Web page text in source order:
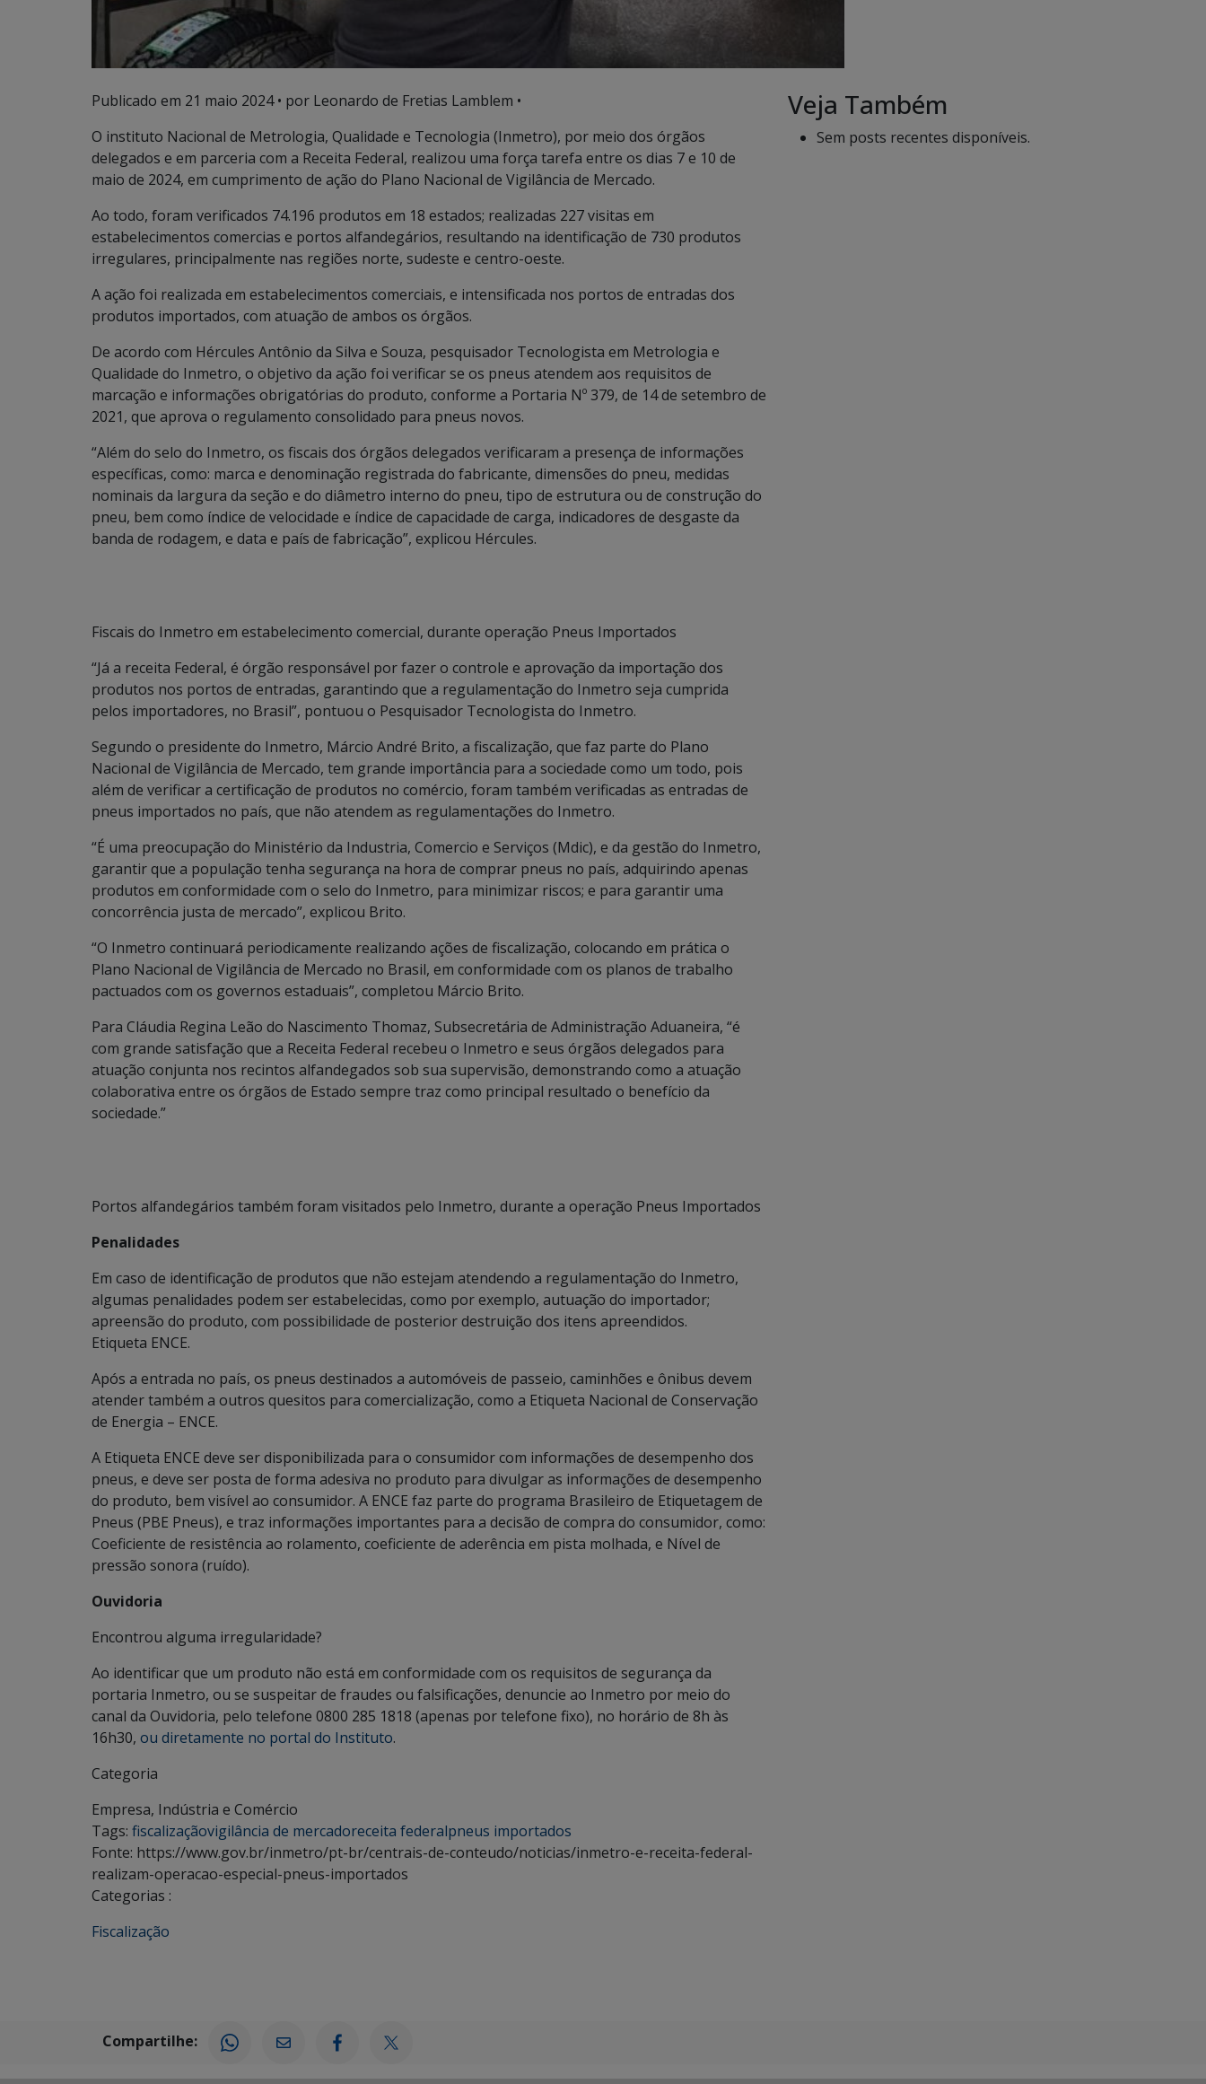
Publicado em 21 maio 2024• por Leonardo de Fretias Lamblem •
O instituto Nacional de Metrologia, Qualidade e Tecnologia (Inmetro), por meio dos órgãos
delegados e em parceria com a Receita Federal, realizou uma força tarefa entre os dias 7 e 10 de
maio de 2024, em cumprimento de ação do Plano Nacional de Vigilância de Mercado.
Ao todo, foram verificados 74.196 produtos em 18 estados; realizadas 227 visitas em
estabelecimentos comercias e portos alfandegários, resultando na identificação de 730 produtos
irregulares, principalmente nas regiões norte, sudeste e centro-oeste.
A ação foi realizada em estabelecimentos comerciais, e intensificada nos portos de entradas dos
produtos importados, com atuação de ambos os órgãos.
De acordo com Hércules Antônio da Silva e Souza, pesquisador Tecnologista em Metrologia e
Qualidade do Inmetro, o objetivo da ação foi verificar se os pneus atendem aos requisitos de
marcação e informações obrigatórias do produto, conforme a Portaria Nº 379, de 14 de setembro de
2021, que aprova o regulamento consolidado para pneus novos.
“Além do selo do Inmetro, os fiscais dos órgãos delegados verificaram a presença de informações
específicas, como: marca e denominação registrada do fabricante, dimensões do pneu, medidas
nominais da largura da seção e do diâmetro interno do pneu, tipo de estrutura ou de construção do
pneu, bem como índice de velocidade e índice de capacidade de carga, indicadores de desgaste da
banda de rodagem, e data e país de fabricação”, explicou Hércules.
Fiscais do Inmetro em estabelecimento comercial, durante operação Pneus Importados
“Já a receita Federal, é órgão responsável por fazer o controle e aprovação da importação dos
produtos nos portos de entradas, garantindo que a regulamentação do Inmetro seja cumprida
pelos importadores, no Brasil”, pontuou o Pesquisador Tecnologista do Inmetro.
Segundo o presidente do Inmetro, Márcio André Brito, a fiscalização, que faz parte do Plano
Nacional de Vigilância de Mercado, tem grande importância para a sociedade como um todo, pois
além de verificar a certificação de produtos no comércio, foram também verificadas as entradas de
pneus importados no país, que não atendem as regulamentações do Inmetro.
“É uma preocupação do Ministério da Industria, Comercio e Serviços (Mdic), e da gestão do Inmetro,
garantir que a população tenha segurança na hora de comprar pneus no país, adquirindo apenas
produtos em conformidade com o selo do Inmetro, para minimizar riscos; e para garantir uma
concorrência justa de mercado”, explicou Brito.
“O Inmetro continuará periodicamente realizando ações de fiscalização, colocando em prática o
Plano Nacional de Vigilância de Mercado no Brasil, em conformidade com os planos de trabalho
pactuados com os governos estaduais”, completou Márcio Brito.
Para Cláudia Regina Leão do Nascimento Thomaz, Subsecretária de Administração Aduaneira, “é
com grande satisfação que a Receita Federal recebeu o Inmetro e seus órgãos delegados para
atuação conjunta nos recintos alfandegados sob sua supervisão, demonstrando como a atuação
colaborativa entre os órgãos de Estado sempre traz como principal resultado o benefício da
sociedade.”
Portos alfandegários também foram visitados pelo Inmetro, durante a operação Pneus Importados
Penalidades
Em caso de identificação de produtos que não estejam atendendo a regulamentação do Inmetro,
algumas penalidades podem ser estabelecidas, como por exemplo, autuação do importador;
apreensão do produto, com possibilidade de posterior destruição dos itens apreendidos.
Etiqueta ENCE.
Após a entrada no país, os pneus destinados a automóveis de passeio, caminhões e ônibus devem
atender também a outros quesitos para comercialização, como a Etiqueta Nacional de Conservação
de Energia – ENCE.
A Etiqueta ENCE deve ser disponibilizada para o consumidor com informações de desempenho dos
pneus, e deve ser posta de forma adesiva no produto para divulgar as informações de desempenho
do produto, bem visível ao consumidor. A ENCE faz parte do programa Brasileiro de Etiquetagem de
Pneus (PBE Pneus), e traz informações importantes para a decisão de compra do consumidor, como:
Coeficiente de resistência ao rolamento, coeficiente de aderência em pista molhada, e Nível de
pressão sonora (ruído).
Ouvidoria
Encontrou alguma irregularidade?
Ao identificar que um produto não está em conformidade com os requisitos de segurança da
portaria Inmetro, ou se suspeitar de fraudes ou falsificações, denuncie ao Inmetro por meio do
canal da Ouvidoria, pelo telefone 0800 285 1818 (apenas por telefone fixo), no horário de 8h às
16h30, ou diretamente no portal do Instituto.
Categoria
Empresa, Indústria e Comércio
Tags: fiscalizaçãovigilância de mercadoreceita federalpneus importados
Fonte: https://www.gov.br/inmetro/pt-br/centrais-de-conteudo/noticias/inmetro-e-receita-federal-
realizam-operacao-especial-pneus-importados
Categorias :
Fiscalização
Veja Também
Sem posts recentes disponíveis.
Compartilhe: